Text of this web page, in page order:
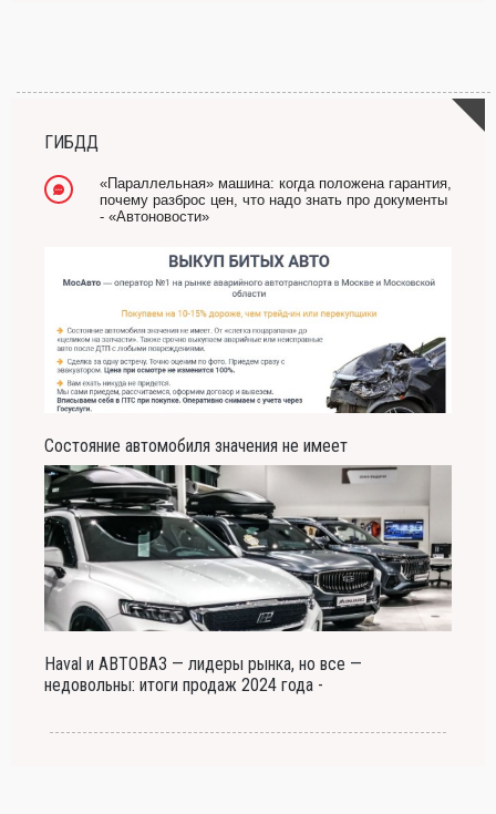
ГИБДД
«Параллельная» машина: когда положена гарантия,
почему разброс цен, что надо знать про документы
- «Автоновости»
Состояние автомобиля значения не имеет
Haval и АВТОВАЗ — лидеры рынка, но все —
недовольны: итоги продаж 2024 года -